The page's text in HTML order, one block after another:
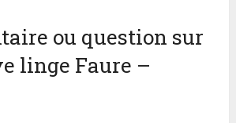
ou question sur
linge Faure –